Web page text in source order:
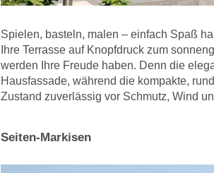
Spielen, basteln, malen – einfach Spaß
Ihre Terrasse auf Knopfdruck zum
werden Ihre Freude haben. Denn die
Hausfassade, während die kompakte,
Zustand zuverlässig vor Schmutz, Wind
Seiten-Markisen